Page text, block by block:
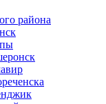
района